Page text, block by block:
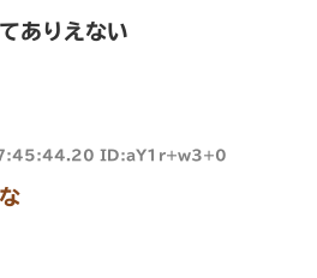
ありえない
ID:aY1r+w3+0